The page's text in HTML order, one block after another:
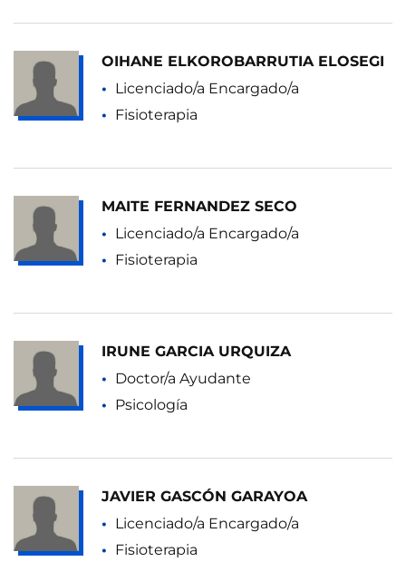
OIHANE ELKOROBARRUTIA ELOSEGI
Licenciado/a Encargado/a
Fisioterapia
MAITE FERNANDEZ SECO
Licenciado/a Encargado/a
Fisioterapia
IRUNE GARCIA URQUIZA
Doctor/a Ayudante
Psicología
JAVIER GASCÓN GARAYOA
Licenciado/a Encargado/a
Fisioterapia